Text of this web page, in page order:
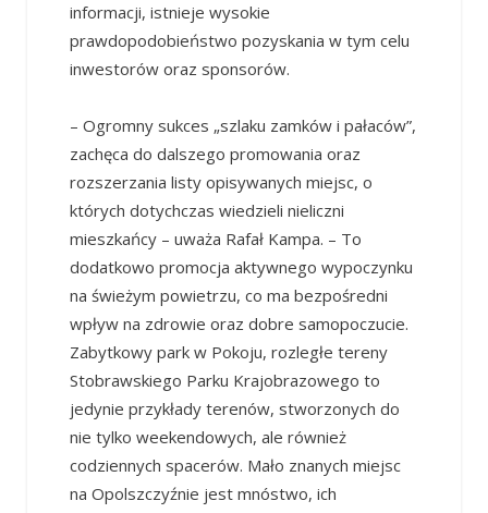
informacji, istnieje wysokie
prawdopodobieństwo pozyskania w tym celu
inwestorów oraz sponsorów.
– Ogromny sukces „szlaku zamków i pałaców”,
zachęca do dalszego promowania oraz
rozszerzania listy opisywanych miejsc, o
których dotychczas wiedzieli nieliczni
mieszkańcy – uważa Rafał Kampa. – To
dodatkowo promocja aktywnego wypoczynku
na świeżym powietrzu, co ma bezpośredni
wpływ na zdrowie oraz dobre samopoczucie.
Zabytkowy park w Pokoju, rozległe tereny
Stobrawskiego Parku Krajobrazowego to
jedynie przykłady terenów, stworzonych do
nie tylko weekendowych, ale również
codziennych spacerów. Mało znanych miejsc
na Opolszczyźnie jest mnóstwo, ich